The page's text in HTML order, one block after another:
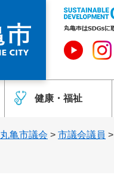
健康・福祉
丸亀市議会 > 市議会議員 >